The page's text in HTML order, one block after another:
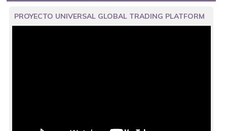
PROYECTO UNIVERSAL GLOBAL TRADING PLATFORM